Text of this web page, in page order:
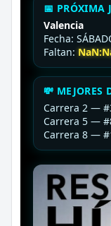
📅 PRÓXIMA
Valencia
Fecha:
Faltan:
💸 MEJORES
Carrera 2 —
Carrera 5 —
Carrera 8 —